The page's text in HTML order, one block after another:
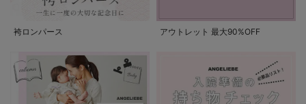
袴ロンパース アウトレット 最大90%OFF